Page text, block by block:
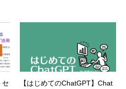
NAS/LTO/SASなど）、セキュリテ
UTM/情報漏えい対策/デザスタリカバ
制・コンプライアンス/ネットワーク
ティ/メールセキュリティなど）、ネッ
（KVMスイッチ/グループウェア/サー
理/シンクライアント/ホスティングな
の他（.NET/BI/カタログ/各種戦略/導入
セ
【はじめてのChatGPT】Chat